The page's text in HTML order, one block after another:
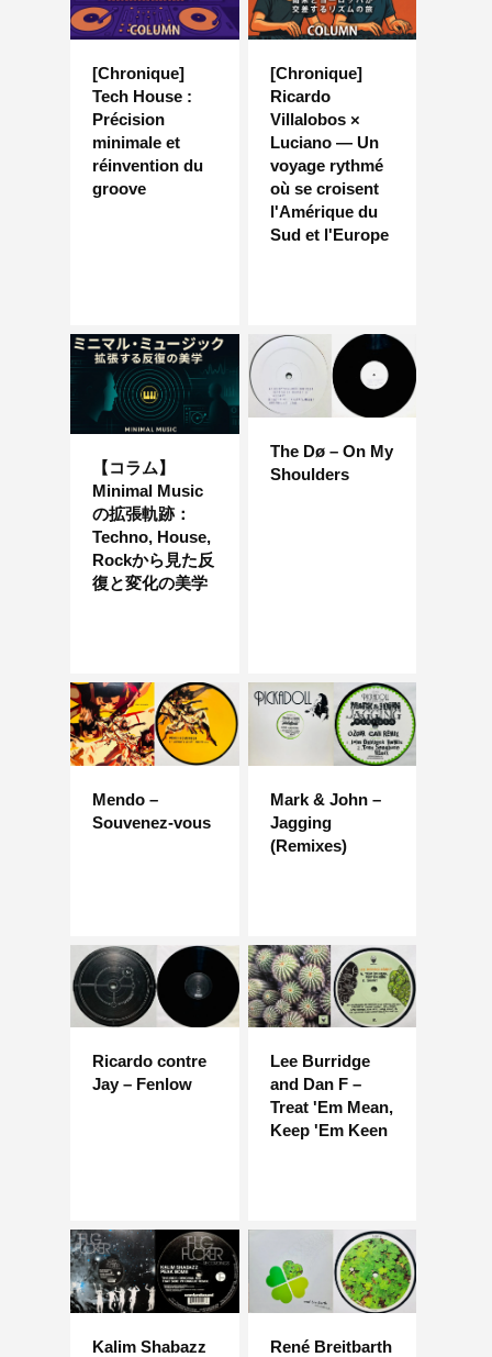
[Chronique]
Tech House :
Précision
minimale et
réinvention du
groove
[Chronique]
Ricardo
Villalobos ×
Luciano — Un
voyage rythmé
où se croisent
l'Amérique du
Sud et l'Europe
【コラム】
Minimal Music
の拡張軌跡：
Techno, House,
Rockから見た反
復と変化の美学
The Dø – On My
Shoulders
Mendo –
Souvenez-vous
Mark & ​​​​John –
Jagging
(Remixes)
Ricardo contre
Jay – Fenlow
Lee Burridge
and Dan F –
Treat 'Em Mean,
Keep 'Em Keen
Kalim Shabazz
René Breitbarth